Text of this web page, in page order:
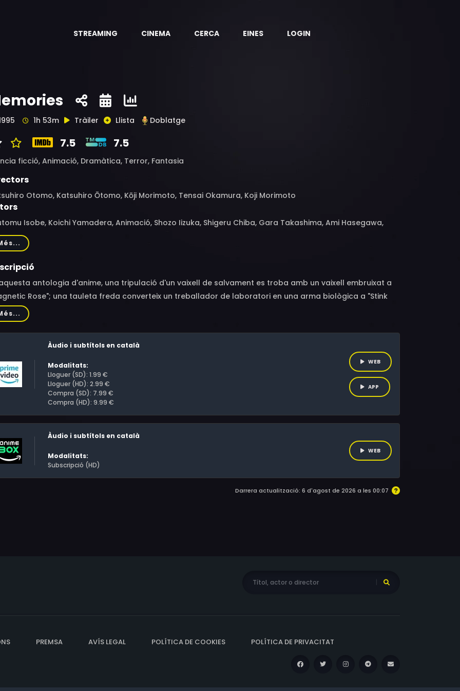
STREAMING CINEMA CERCA EINES LOGIN
1h 53m Tràiler Llista Doblatge
7.5 7.5
ficció,Animació, Dramàtica, Terror, Fantasia
Otomo, Katsuhiro Ōtomo, Kōji Morimoto, Tensai Okamura, Koji Morimoto
Isobe, Koichi Yamadera, Animació, Shozo Iizuka, Shigeru Chiba, Gara Takashima, Ami Hasegawa,
Hori, Kenichi Ogata, Osamu Saka, Hisako Kyoda, Michio Hazama, Kayoko Fujii, Ryoichi Tanaka,
Iwanaga, Yuu Hayashi, Keaton Yamada, Keiko Yamamoto, Ryuji Nakagi, Nobuaki Fukuda, Hidetoshi
Hisao Egawa, Masato Hirano, Takkô Ishimori, Tomoko Ishimura
antologia d'anime, una tripulació d'un vaixell de salvament es troba amb un vaixell embruixat a
Rose"; una tauleta freda converteix un treballador de laboratori en una arma biològica a "Stink
i una població urbana du a terme una guerra interminable amb un enemic invisible a "Cannon
Àudio i subtítols en català
Modalitats:
Lloguer (SD): 1.99 €
Lloguer (HD): 2.99 €
Compra (SD): 7.99 €
Compra (HD): 9.99 €
WEB
APP
Àudio i subtítols en català
Modalitats:
Subscripció (HD)
WEB
Darrera actualització: 6 d'agost de 2026 a les 00:07
PREMSA AVÍS LEGAL POLÍTICA DE COOKIES POLÍTICA DE PRIVACITAT